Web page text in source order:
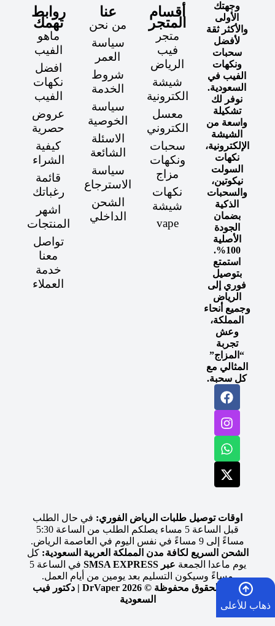
وجهتك
الأولى
والأكثر ثقة
لأفضل
سحبات
ونكهات
الفيب في
السعودية.
نوفر لك
تشكيلة
واسعة من
الشيشة
الإلكترونية،
نكهات
السولت
نيكوتين،
والسحبات
الذكية
بضمان
الجودة
الأصلية
100%.
استمتع
بتوصيل
فوري إلى
الرياض
وجميع أنحاء
المملكة،
وعش
تجربة
“المزاج”
المثالي مع
كل سحبة.
أقسام
المتجر
متجر
فيب
الرياض
شيشة
الكترونية
معسل
الكتروني
سحبات
ونكهات
مزاج
نكهات
شيشة
vape
عنا
من نحن
سياسة
العمر
شروط
الخدمة
سياسة
الخوصية
الاسئلة
الشائعة
سياسة
الاسترجاع
الشحن
الداخلي
روابط
تهمك
ماهو
الفيب
افضل
نكهات
الفيب
عروض
حصرية
كيفية
الشراء
قائمة
رغباتك
اشهر
المنتجات
تواصل
معنا
خدمة
العملاء
اوقات توصيل طلبات الرياض الفوري: في حال الطلب
قبل الساعة 5 مساء يصلكم الطلب من الساعة 5:30
مساءً إلى 9 مساءً في نفس اليوم في العاصمة الرياض.
الشحن السريع لكافة مدن المملكة العربية السعودية: كل
يوم ماعدا الجمعة عبر SMSA EXPRESS
في الساعة 5
مساءً وسيكون التسليم بعد يومين من أيام العمل.
جميع الحقوق محفوظة © 2026 DrVaper | دكتور فيب
السعودية
ذهاب للأعلى